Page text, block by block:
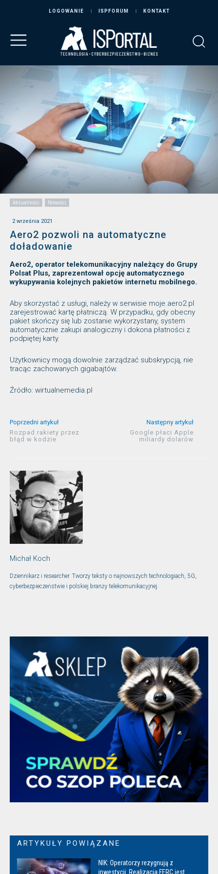
LOGOWANIE ISPFORUM KONTAKT
Aktualności Nowości
2 września 2021
Aero2 pozwoli na automatyczne
doładowanie
Aero2, operator telekomunikacyjny należący do Grupy
Polsat Plus, zaprezentował opcję automatycznego
wykupywania kolejnych pakietów internetu mobilnego.
Aby skorzystać z usługi, należy w serwisie moje.aero2.pl
zarejestrować kartę płatniczą. W przypadku, gdy obecny
pakiet skończy się lub zostanie wykorzystany, system
automatycznie zakupi analogiczny i dokona płatności z
podpiętej karty.
Użytkownicy mogą dowolnie zarządzać subskrypcją, nie
tracąc zachowanych gigabajtów.
Źródło: wirtualnemedia.pl
Poprzedni artykuł
Rozpad rakiety przez
błąd w kodzie
Następny artykuł
Google płaci Apple
miliardy dolarów
Michał Koch
Dziennikarz i researcher. Tworzy teksty o najnowszych technologiach, 5G,
cyberbezpieczeństwie i polskiej branży telekomunikacyjnej.
ARTYKUŁY POWIĄZANE
NIK: Operatorzy rezygnują z
inwestycji. Realizacja FERC jest